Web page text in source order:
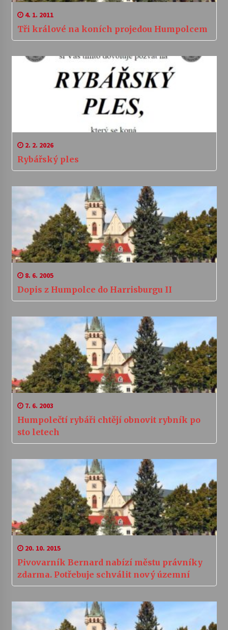
4. 1. 2011
Tři králové na koních projedou Humpolcem
2. 2. 2026
Rybářský ples
8. 6. 2005
Dopis z Humpolce do Harrisburgu II
7. 6. 2003
Humpolečtí rybáři chtějí obnovit rybník po
sto letech
20. 10. 2015
Pivovarník Bernard nabízí městu právníky
zdarma. Potřebuje schválit nový územní